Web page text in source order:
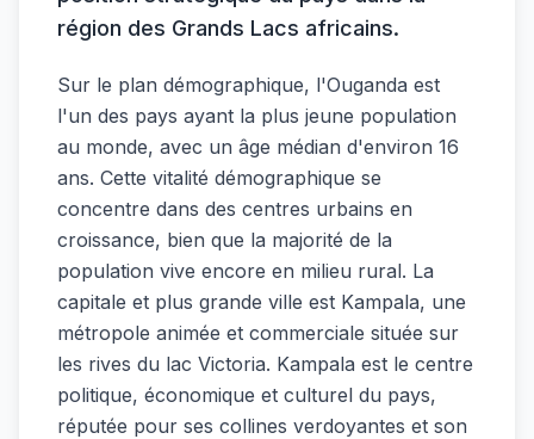
région des Grands Lacs africains.
Sur le plan démographique, l'Ouganda est
l'un des pays ayant la plus jeune population
au monde, avec un âge médian d'environ 16
ans. Cette vitalité démographique se
concentre dans des centres urbains en
croissance, bien que la majorité de la
population vive encore en milieu rural. La
capitale et plus grande ville est Kampala, une
métropole animée et commerciale située sur
les rives du lac Victoria. Kampala est le centre
politique, économique et culturel du pays,
réputée pour ses collines verdoyantes et son